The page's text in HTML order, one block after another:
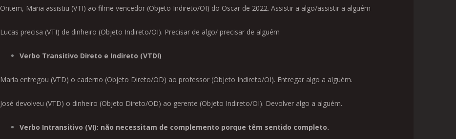
Ontem, Maria assistiu (VTI) ao filme vencedor (Objeto Indireto/OI) do Oscar de 2022. Assistir a algo/assistir a alguém
Lucas precisa (VTI) de dinheiro (Objeto Indireto/OI). Precisar de algo/ precisar de alguém
Verbo Transitivo Direto e Indireto (VTDI)
Maria entregou (VTD) o caderno (Objeto Direto/OD) ao professor (Objeto Indireto/OI). Entregar algo a alguém.
José devolveu (VTD) o dinheiro (Objeto Direto/OD) ao gerente (Objeto Indireto/OI). Devolver algo a alguém.
Verbo Intransitivo (VI): não necessitam de complemento porque têm sentido completo.